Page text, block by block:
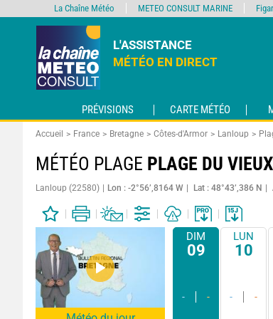
L'ASSISTANCE
MÉTÉO EN DIRECT
PRÉVISIONS CARTE MÉTÉO
Accueil France Bretagne Côtes-d'Armor Lanloup
MÉTÉO PLAGE PLAGE DU
Lanloup (22580) Lon : -2°56’,8164 W Lat : 48°43’,386 N
DIM
09
- -
LUN
10
- -
La Chaîne Météo METEO CONSULT MARINE